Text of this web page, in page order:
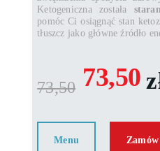
Ketogeniczna została
pomóc Ci osiągnąć stan
tłuszcz jako główne źródło
73,50 73,50
Menu